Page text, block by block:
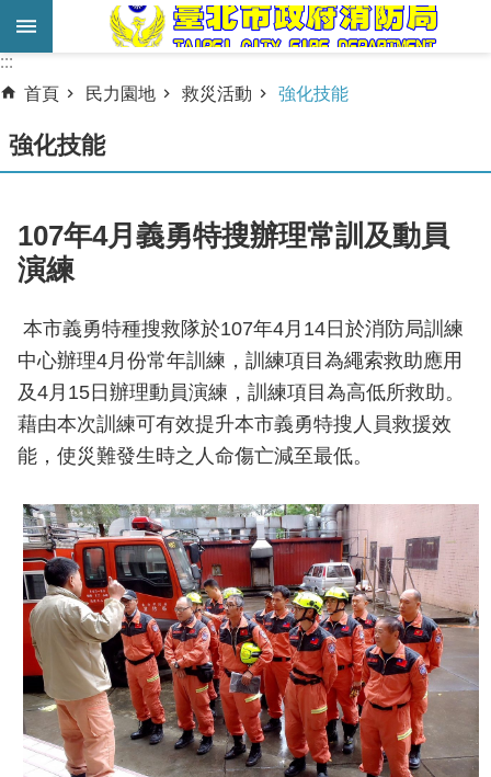
跳到主要內容區塊
進
搜
尋
業
務
服
機
關
簡
介
導
教
育
下
載
專
區
民
力
:::
:::
首頁
民力園地 救災活動 強化技能
強化技能
107年4月義勇特搜辦理常訓及動員
演練
本市義勇特種搜救隊於107年4月14日於消防局訓練
中心辦理4月份常年訓練，訓練項目為繩索救助應用
及4月15日辦理動員演練，訓練項目為高低所救助。
藉由本次訓練可有效提升本市義勇特搜人員救援效
能，使災難發生時之人命傷亡減至最低。